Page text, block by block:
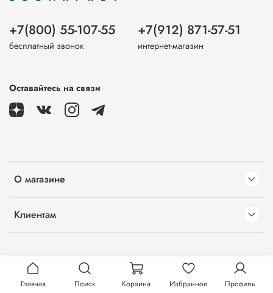
О магазине
Клиентам
+7(800) 55-107-55
бесплатный звонок
+7(912) 871-57-51
интернет-магазин
Оставайтесь на связи
Главная Поиск Корзина Избранное Профиль